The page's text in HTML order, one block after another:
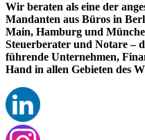
Wir beraten als eine der
Mandanten aus Büros in
Main, Hamburg und
Steuerberater und Notare –
führende Unternehmen,
Hand in allen Gebieten des